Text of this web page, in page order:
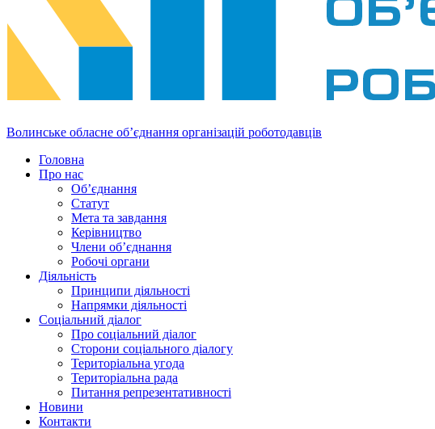
Волинське обласне об’єднання організацій роботодавців
Головна
Про нас
Об’єднання
Статут
Мета та завдання
Керівництво
Члени об’єднання
Робочі органи
Діяльність
Принципи діяльності
Напрямки діяльності
Соціальний діалог
Про соціальний діалог
Сторони соціального діалогу
Територіальна угода
Територіальна рада
Питання репрезентативності
Новини
Контакти